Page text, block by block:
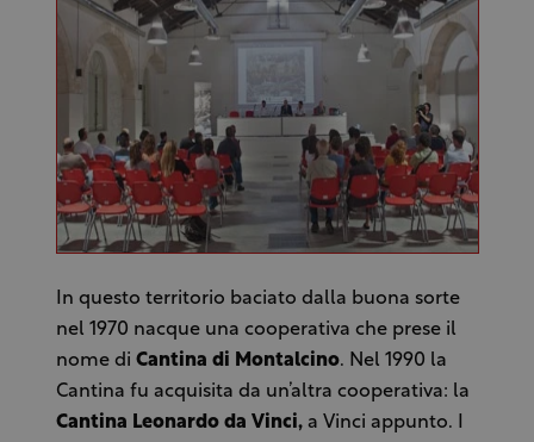
In questo territorio baciato dalla buona sorte
nel 1970 nacque una cooperativa che prese il
nome di Cantina di Montalcino. Nel 1990 la
Cantina fu acquisita da un’altra cooperativa: la
Cantina Leonardo da Vinci,a Vinci appunto. I